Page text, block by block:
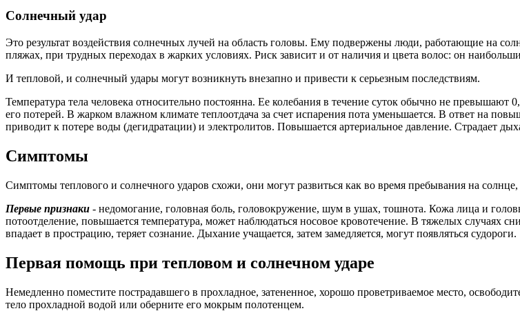
Солнечный удар
Это результат воздействия солнечных лучей на область головы. Ему подвержены люди, работающие на
пляжах, при трудных переходах в жарких условиях. Риск зависит и от наличия и цвета волос: он
И тепловой, и солнечный удары могут возникнуть внезапно и привести к серьезным последствиям.
Температура тела человека относительно постоянна. Ее колебания в течение суток обычно не
его потерей. В жарком влажном климате теплоотдача за счет испарения пота уменьшается. В ответ на
приводит к потере воды (дегидратации) и электролитов. Повышается артериальное давление. Страдает
Симптомы
Симптомы теплового и солнечного ударов схожи, они могут развиться как во время пребывания на солнце,
Первые признаки - недомогание, головная боль, головокружение, шум в ушах, тошнота. Кожа лица и
потоотделение, повышается температура, может наблюдаться носовое кровотечение. В тяжелых случаях
впадает в прострацию, теряет сознание. Дыхание учащается, затем замедляется, могут появляться судороги.
Первая помощь при тепловом и солнечном ударе
Немедленно поместите пострадавшего в прохладное, затененное, хорошо проветриваемое место,
тело прохладной водой или оберните его мокрым полотенцем.